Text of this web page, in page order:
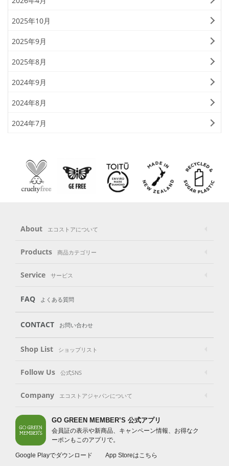
2025年10月
2025年9月
2025年8月
2024年9月
2024年8月
2024年7月
About エコストアについて
Products 商品カテゴリー
Service サービス
FAQ よくある質問
CONTACT お問い合わせ
Shop List ショップリスト
Follow Us 公式SNS
Company エコストアジャパンについて
GO GREEN MEMBER’S 公式アプリ
会員証の表示や新商品、キャンペーン情報、お得なク
ーポンもこのアプリで。
Google Playでダウンロード App Storeはこちら